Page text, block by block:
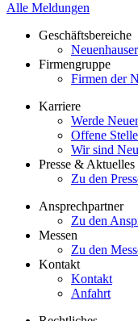
Alle Meldungen
Geschäftsbereiche
Firmengruppe
Firmen der
Karriere
Werde
Offene
Wir sind
Presse & Aktuelles
Zu den
Ansprechpartner
Zu den
Messen
Zu den
Kontakt
Kontakt
Anfahrt